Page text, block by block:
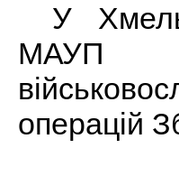
У
МАУП
операцій